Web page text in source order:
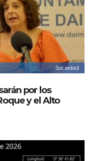
Sociedad
por los
y el Alto